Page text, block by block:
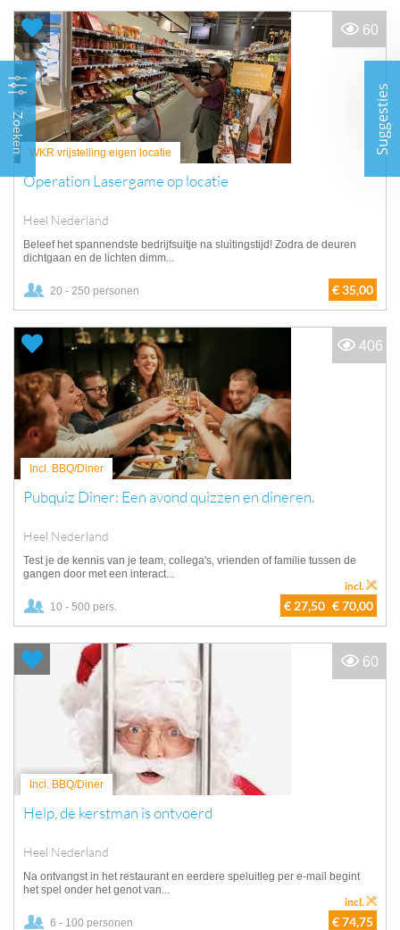
Zoeken WKR vrijstelling eigen locatie
Operation Lasergame op locatie
Heel Nederland
Beleef het spannendste bedrijfsuitje na sluitingstijd! Zodra de deuren
dichtgaan en de lichten dimm...
20 - 250 personen € 35,00
60
Incl. BBQ/Diner
Pubquiz Diner: Een avond quizzen en dineren.
Heel Nederland
Test je de kennis van je team, collega's, vrienden of familie tussen de
gangen door met een interact...
10 - 500 pers. € 27,50 € 70,00
incl.
406
Incl. BBQ/Diner
Help, de kerstman is ontvoerd
Heel Nederland
Na ontvangst in het restaurant en eerdere speluitleg per e-mail begint
het spel onder het genot van...
6 - 100 personen € 74,75
incl.
60
Suggesties